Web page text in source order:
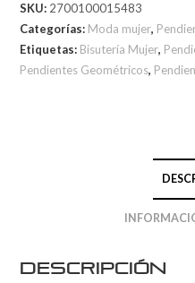
SKU: 2700100015483
Categorías: Moda mujer,
Etiquetas: Bisutería Mujer,
Pendientes Geométricos,
Descripción